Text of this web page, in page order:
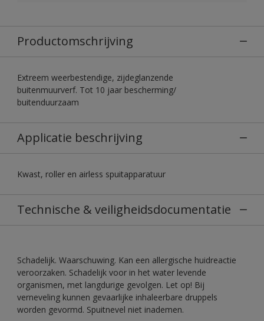
Productomschrijving
Extreem weerbestendige, zijdeglanzende
buitenmuurverf. Tot 10 jaar bescherming/
buitenduurzaam
Applicatie beschrijving
Kwast, roller en airless spuitapparatuur
Technische & veiligheidsdocumentatie
Schadelijk. Waarschuwing. Kan een allergische huidreactie
veroorzaken. Schadelijk voor in het water levende
organismen, met langdurige gevolgen. Let op! Bij
verneveling kunnen gevaarlijke inhaleerbare druppels
worden gevormd. Spuitnevel niet inademen.